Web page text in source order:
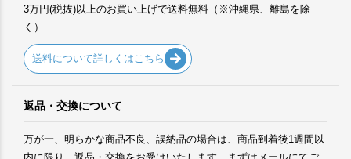
3万円(税抜)以上のお買い上げで送料無料（※沖縄県、離島を除
く）
送料について詳しくはこちら
返品・交換について
万が一、明らかな商品不良、誤納品の場合は、商品到着後1週間以